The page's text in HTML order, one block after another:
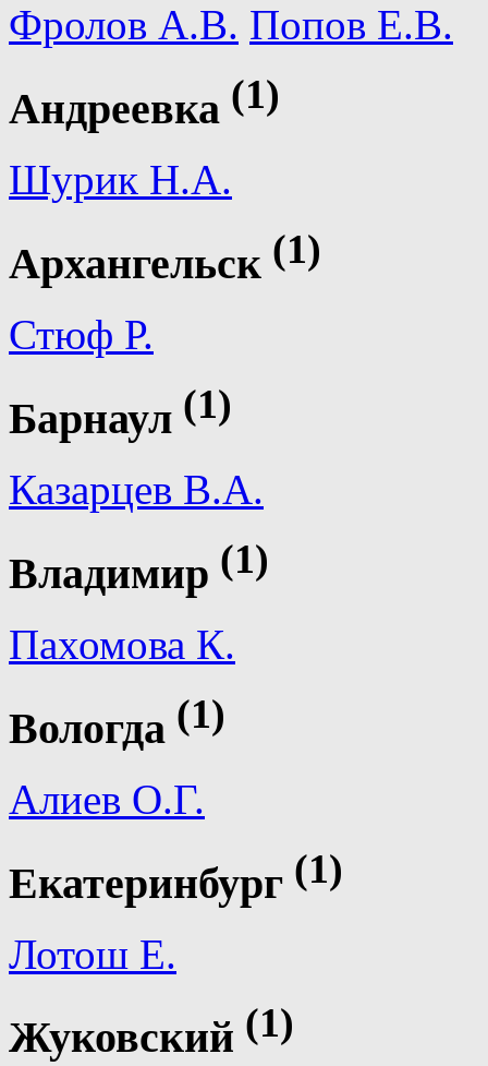
Фролов А.В. Попов Е.В.
Андреевка (1)
Шурик Н.А.
Архангельск (1)
Стюф Р.
Барнаул (1)
Казарцев В.А.
Владимир (1)
Пахомова К.
Вологда (1)
Алиев О.Г.
Екатеринбург (1)
Лотош Е.
Жуковский (1)